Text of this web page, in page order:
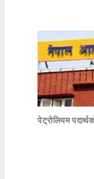
पेट्रोलियम